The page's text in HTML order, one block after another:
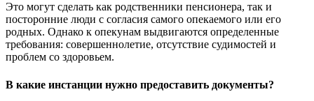
Это могут сделать как родственники пенсионера, так и
посторонние люди с согласия самого опекаемого или его
родных. Однако к опекунам выдвигаются определенные
требования: совершеннолетие, отсутствие судимостей и
проблем со здоровьем.
В какие инстанции нужно предоставить документы?